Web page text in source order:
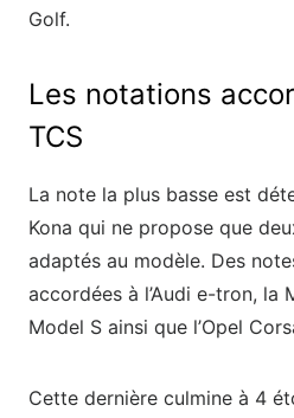
Golf.
Les notations
TCS
La note la plus basse est
Kona qui ne propose que
adaptés au modèle. Des
accordées à l’Audi e-tron, la
Model S ainsi que l’Opel
Cette dernière culmine à 4